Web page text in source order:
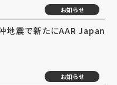
お知らせ
沖地震で新たにAAR Japan
お知らせ